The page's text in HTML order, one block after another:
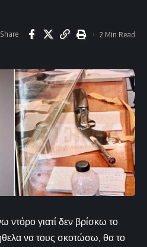
Share 2 Min Read
ντόρο γιατί δεν βρίσκω το
να τους σκοτώσω, θα το